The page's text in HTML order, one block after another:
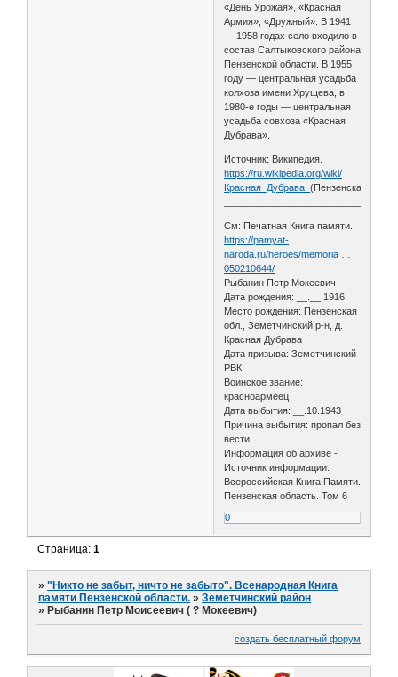
«День Урожая», «Красная
Армия», «Дружный». В 1941
— 1958 годах село входило в
состав Салтыковского района
Пензенской области. В 1955
году — центральная усадьба
колхоза имени Хрущева, в
1980-е годы — центральная
усадьба совхоза «Красная
Дубрава».
Источник: Википедия.
https://ru.wikipedia.org/wiki/
Красная_Дубрава_
См: Печатная Книга памяти.
https://pamyat-
naroda.ru/heroes/memoria …
050210644/
Рыбанин Петр Мокеевич
Дата рождения: __.__.1916
Место рождения: Пензенская
обл., Земетчинский р-н, д.
Красная Дубрава
Дата призыва: Земетчинский
РВК
Воинское звание:
красноармеец
Дата выбытия: __.10.1943
Причина выбытия: пропал без
вести
Информация об архиве -
Источник информации:
Всероссийская Книга Памяти.
Пензенская область. Том 6
0
Страница:1
»"Никто не забыт, ничто не забыто". Всенародная Книга
памяти Пензенской области. »Земетчинский район
» Рыбанин Петр Моисеевич ( ? Мокеевич)
создать бесплатный форум